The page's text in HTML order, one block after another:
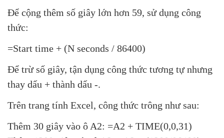
Để cộng thêm số giây lớn hơn 59, sử dụng công
thức:
=Start time + (N seconds / 86400)
Để trừ số giây, tận dụng công thức tương tự nhưng
thay dấu + thành dấu -.
Trên trang tính Excel, công thức trông như sau:
Thêm 30 giây vào ô A2: =A2 + TIME(0,0,31)